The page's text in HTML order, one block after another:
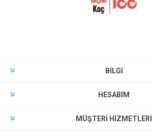
BILGI
HESABIM
MÜŞTERI HIZMETLERI